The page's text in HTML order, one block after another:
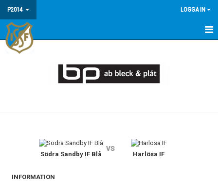
P2014 LOGGA IN
HEM
BILDGALLERI
KONTAKT
Södra Sandby IF Blå
vs
Harlösa IF
INFORMATION